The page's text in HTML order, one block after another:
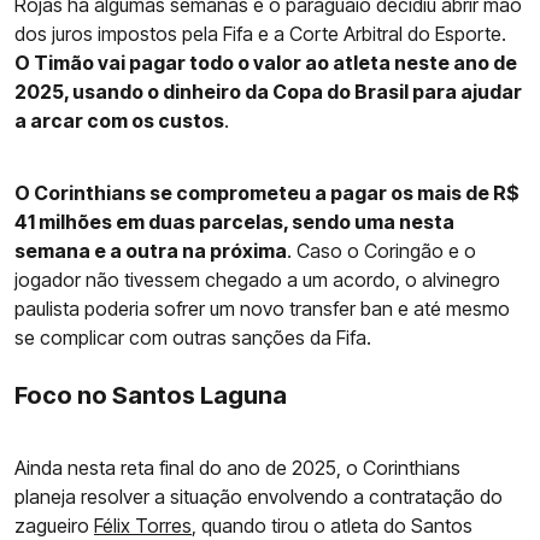
Rojas há algumas semanas e o paraguaio decidiu abrir mão
dos juros impostos pela Fifa e a Corte Arbitral do Esporte.
O Timão vai pagar todo o valor ao atleta neste ano de
2025, usando o dinheiro da Copa do Brasil para ajudar
a arcar com os custos.
O Corinthians se comprometeu a pagar os mais de R$
41 milhões em duas parcelas, sendo uma nesta
semana e a outra na próxima. Caso o Coringão e o
jogador não tivessem chegado a um acordo, o alvinegro
paulista poderia sofrer um novo transfer ban e até mesmo
se complicar com outras sanções da Fifa.
Foco no Santos Laguna
Ainda nesta reta final do ano de 2025, o Corinthians
planeja resolver a situação envolvendo a contratação do
zagueiro Félix Torres, quando tirou o atleta do Santos